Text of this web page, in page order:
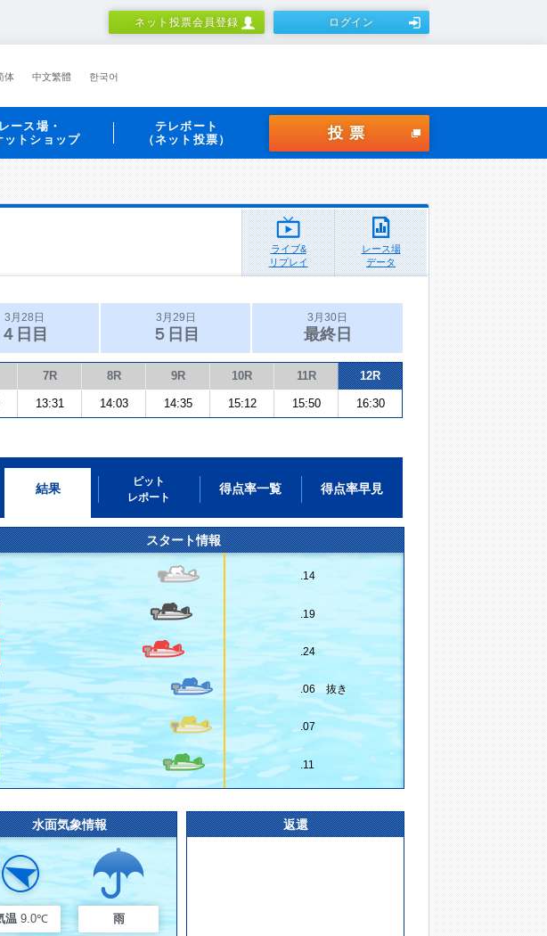
ネット投票会員登録 ログイン
体 中文繁體 한국어
レース場・
ットショップ
テレボート
（ネット投票）
投票
ライブ&
リプレイ
レース場
データ
3月28日
４日目
3月29日
５日目
3月30日
最終日
7R 8R 9R 10R 11R 12R
13:31 14:03 14:35 15:12 15:50 16:30
結果
ピット
レポート
得点率一覧 得点率早見
スタート情報
.14
.19
.24
.06 抜き
.07
.11
水面気象情報
温 9.0℃ 雨
返還